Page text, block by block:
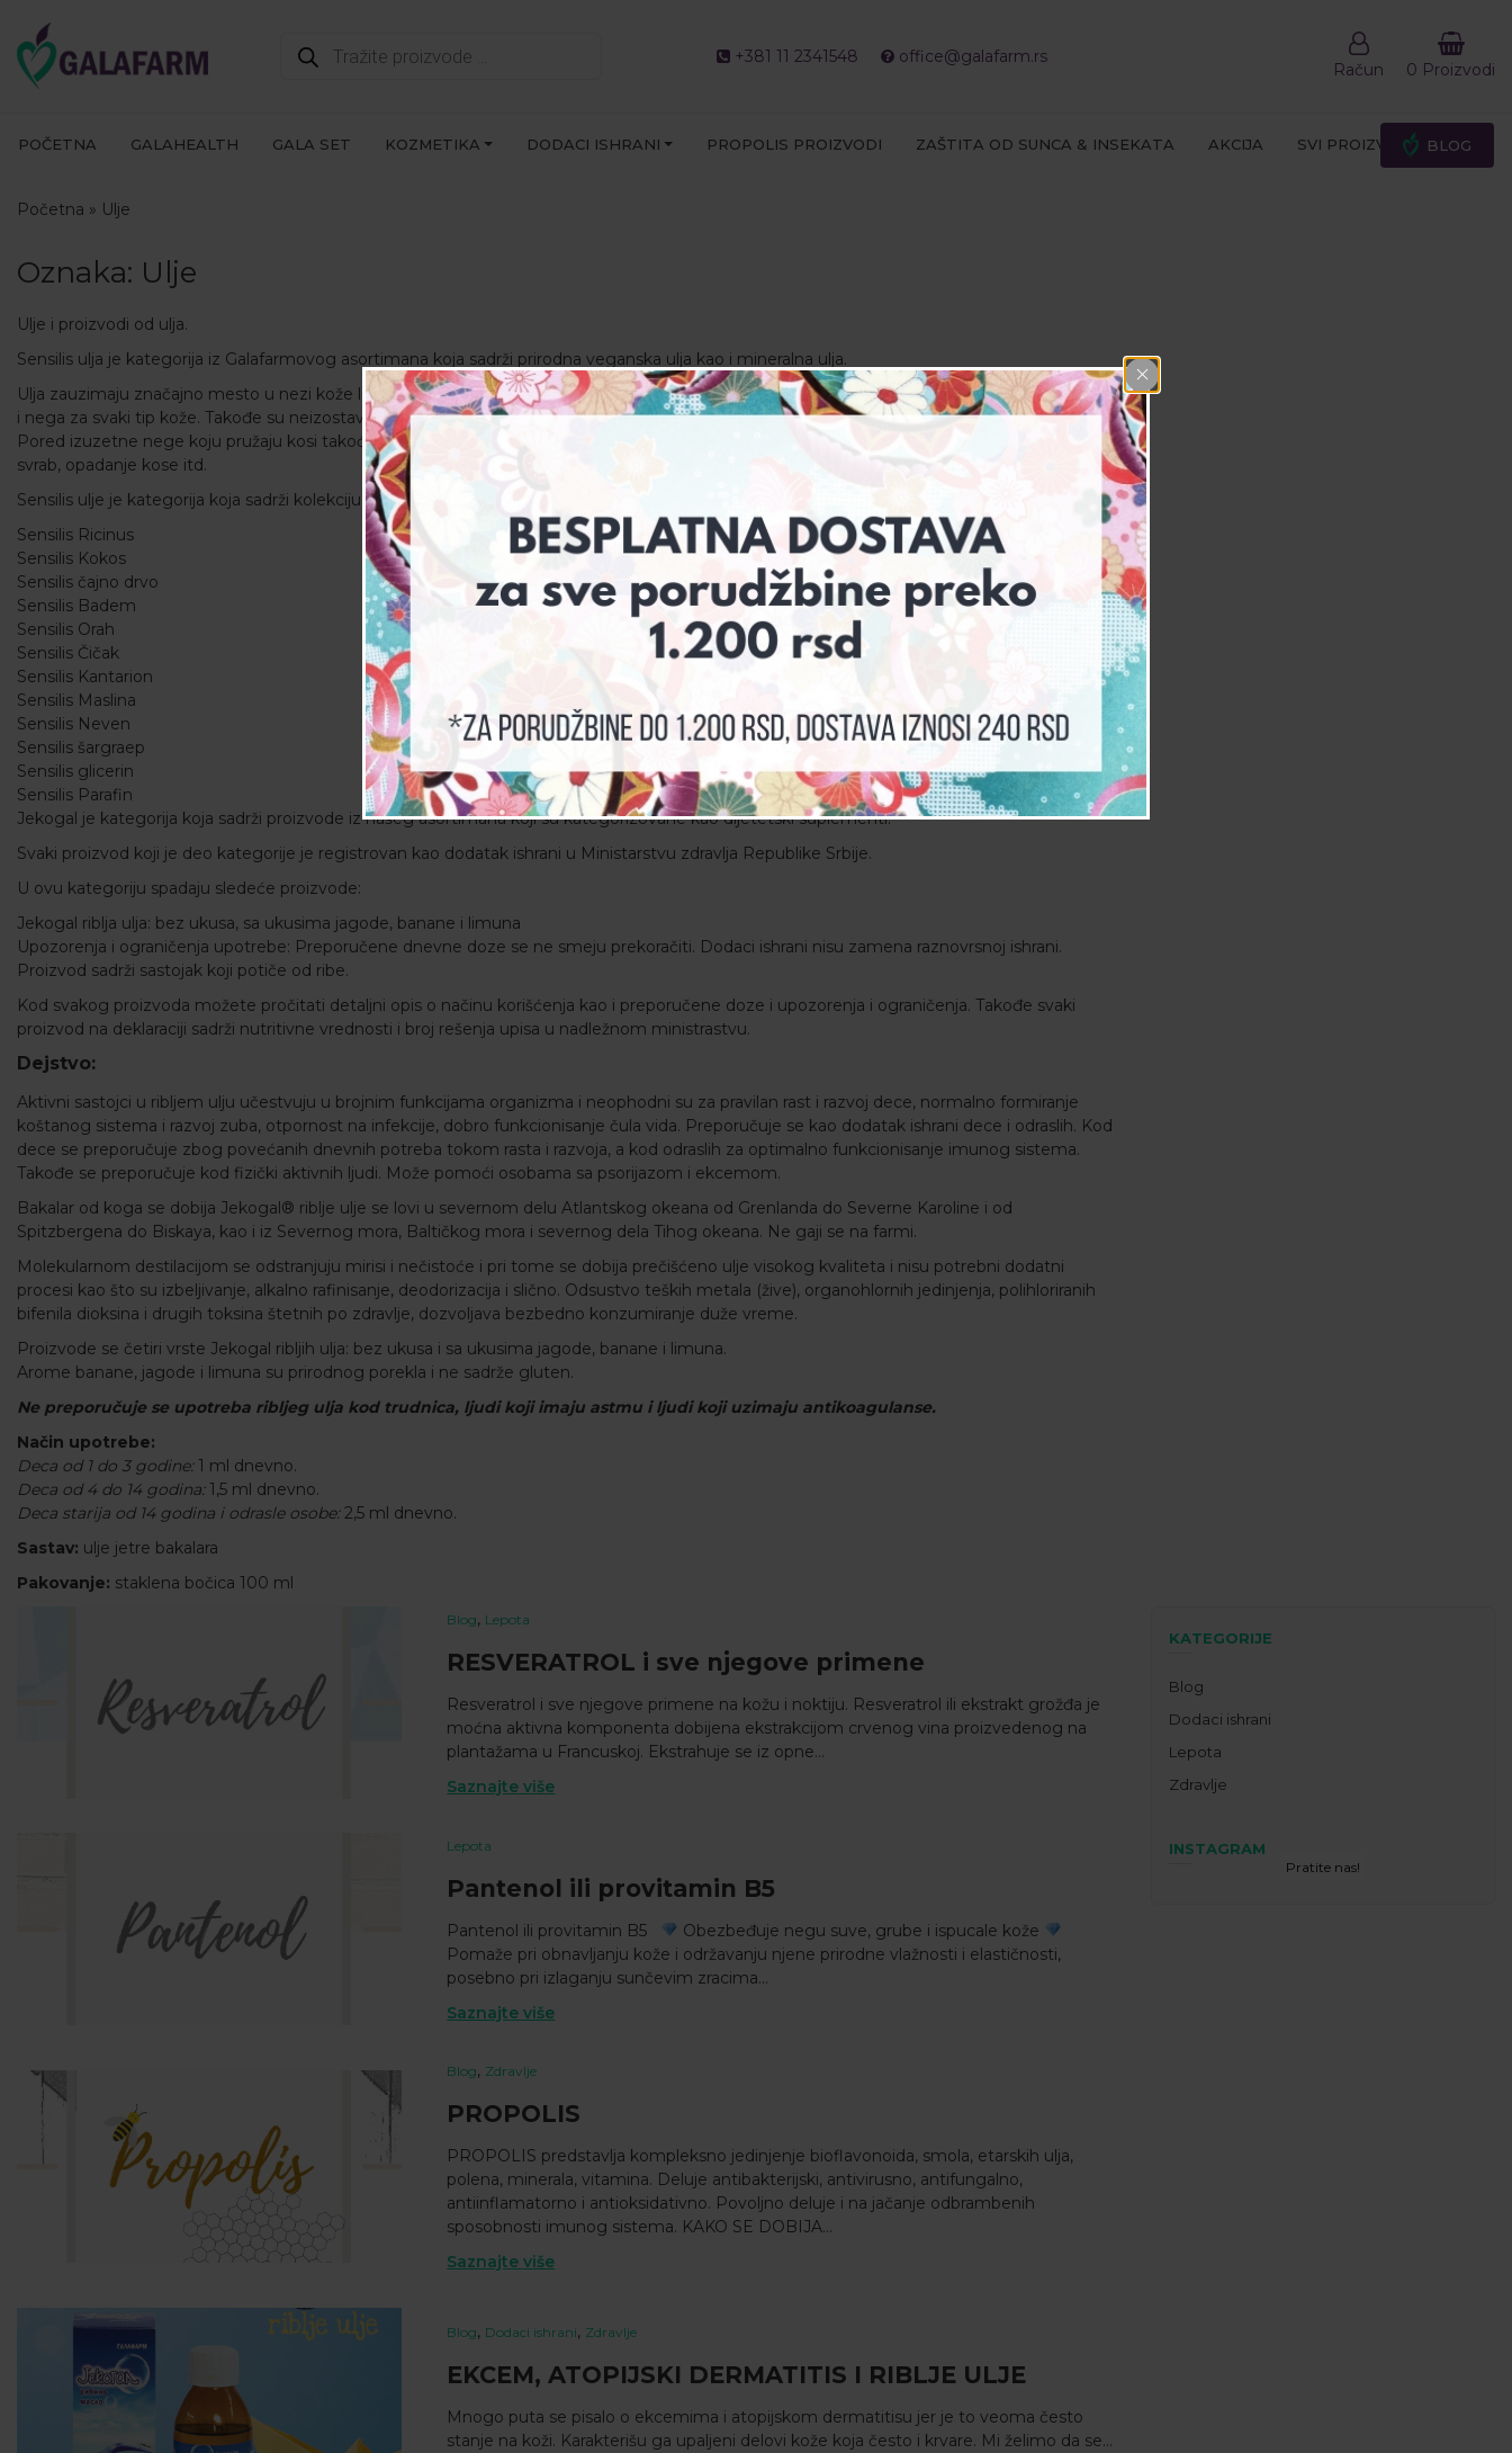
search +381 11 2341548 office@galafarm.rs
Račun 0 Proizvodi
POČETNA GALAHEALTH GALA SET KOZMETIKA DODACI ISHRANI PROPOLIS PROIZVODI ZAŠTITA OD SUNCA & INSEKATA AKCIJA SVI PROIZVODI BLOG
Početna » Ulje
Oznaka: Ulje
Ulje i proizvodi od ulja.
Sensilis ulja je kategorija iz Galafarmovog asortimana koja sadrži prirodna veganska ulja kao i mineralna ulja.
Ulja zauzimaju značajno mesto u nezi kože lica i tela i kose. Prirodna svojstva biljnih ulja omogućavaju tretman najrazličitijih stanja na koži kao
i nega za svaki tip kože. Takođe su neizostavan deo kućne kozmetike za negu kose jer i na kosi imaju neverovatno povoljno delovanje.
Pored izuzetne nege koju pružaju kosi takođe vrlo često pomažu rešavanju najrazličitijih problema vezane za kosu kao što je na primer perut,
svrab, opadanje kose itd.
Sensilis ulje je kategorija koja sadrži kolekciju od 12 ulja:
Sensilis Ricinus
Sensilis Kokos
Sensilis čajno drvo
Sensilis Badem
Sensilis Orah
Sensilis Čičak
Sensilis Kantarion
Sensilis Maslina
Sensilis Neven
Sensilis šargraep
Sensilis glicerin
Sensilis Parafin
Jekogal je kategorija koja sadrži proizvode iz našeg asortimana koji su kategorizovane kao dijetetski suplementi.
Svaki proizvod koji je deo kategorije je registrovan kao dodatak ishrani u Ministarstvu zdravlja Republike Srbije.
U ovu kategoriju spadaju sledeće proizvode:
Jekogal riblja ulja: bez ukusa, sa ukusima jagode, banane i limuna
Upozorenja i ograničenja upotrebe: Preporučene dnevne doze se ne smeju prekoračiti. Dodaci ishrani nisu zamena raznovrsnoj ishrani.
Proizvod sadrži sastojak koji potiče od ribe.
Kod svakog proizvoda možete pročitati detaljni opis o načinu korišćenja kao i preporučene doze i upozorenja i ograničenja. Takođe svaki
proizvod na deklaraciji sadrži nutritivne vrednosti i broj rešenja upisa u nadležnom ministrastvu.
Dejstvo:
Aktivni sastojci u ribljem ulju učestvuju u brojnim funkcijama organizma i neophodni su za pravilan rast i razvoj dece, normalno formiranje
koštanog sistema i razvoj zuba, otpornost na infekcije, dobro funkcionisanje čula vida. Preporučuje se kao dodatak ishrani dece i odraslih. Kod
dece se preporučuje zbog povećanih dnevnih potreba tokom rasta i razvoja, a kod odraslih za optimalno funkcionisanje imunog sistema.
Takođe se preporučuje kod fizički aktivnih ljudi. Može pomoći osobama sa psorijazom i ekcemom.
Bakalar od koga se dobija Jekogal® riblje ulje se lovi u severnom delu Atlantskog okeana od Grenlanda do Severne Karoline i od
Spitzbergena do Biskaya, kao i iz Severnog mora, Baltičkog mora i severnog dela Tihog okeana. Ne gaji se na farmi.
Molekularnom destilacijom se odstranjuju mirisi i nečistoće i pri tome se dobija prečišćeno ulje visokog kvaliteta i nisu potrebni dodatni
procesi kao što su izbeljivanje, alkalno rafinisanje, deodorizacija i slično. Odsustvo teških metala (žive), organohlornih jedinjenja, polihloriranih
bifenila dioksina i drugih toksina štetnih po zdravlje, dozvoljava bezbedno konzumiranje duže vreme.
Proizvode se četiri vrste Jekogal ribljih ulja: bez ukusa i sa ukusima jagode, banane i limuna.
Arome banane, jagode i limuna su prirodnog porekla i ne sadrže gluten.
Ne preporučuje se upotreba ribljeg ulja kod trudnica, ljudi koji imaju astmu i ljudi koji uzimaju antikoagulanse.
Način upotrebe:
Deca od 1 do 3 godine:1 ml dnevno.
Deca od 4 do 14 godina:1,5 ml dnevno.
Deca starija od 14 godina i odrasle osobe:2,5 ml dnevno.
Sastav: ulje jetre bakalara
Pakovanje: staklena bočica 100 ml
Blog, Lepota
RESVERATROL i sve njegove primene
Resveratrol i sve njegove primene na kožu i noktiju. Resveratrol ili ekstrakt grožđa je
moćna aktivna komponenta dobijena ekstrakcijom crvenog vina proizvedenog na
plantažama u Francuskoj. Ekstrahuje se iz opne...
Saznajte više
Lepota
Pantenol ili provitamin B5
Pantenol ili provitamin B5
Obezbeđuje negu suve, grube i ispucale kože
Pomaže pri obnavljanju kože i održavanju njene prirodne vlažnosti i elastičnosti,
posebno pri izlaganju sunčevim zracima...
Saznajte više
Blog, Zdravlje
PROPOLIS
PROPOLIS predstavlja kompleksno jedinjenje bioflavonoida, smola, etarskih ulja,
polena, minerala, vitamina. Deluje antibakterijski, antivirusno, antifungalno,
antiinflamatorno i antioksidativno. Povoljno deluje i na jačanje odbrambenih
sposobnosti imunog sistema. KAKO SE DOBIJA...
Saznajte više
Blog, Dodaci ishrani, Zdravlje
EKCEM, ATOPIJSKI DERMATITIS I RIBLJE ULJE
Mnogo puta se pisalo o ekcemima i atopijskom dermatitisu jer je to veoma često
stanje na koži. Karakterišu ga upaljeni delovi kože koja često i krvare. Mi želimo da se...
KATEGORIJE
Blog
Dodaci ishrani
Lepota
Zdravlje
INSTAGRAM
Pratite nas!